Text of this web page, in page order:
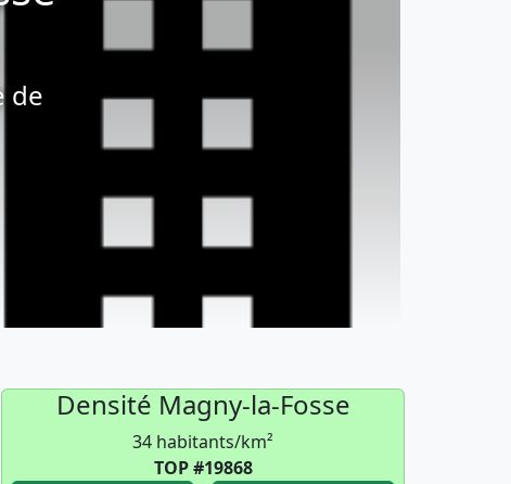
de
Densité Magny-la-Fosse
34 habitants/km²
TOP #19868